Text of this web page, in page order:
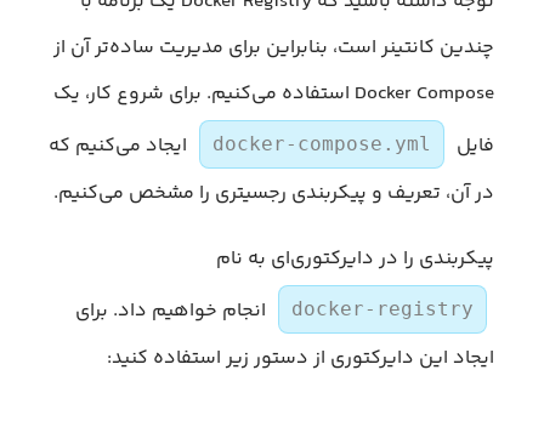
چندین کانتینر است، بنابراین برای مدیریت ساده‌تر آن از
Docker Compose استفاده می‌کنیم. برای شروع کار، یک
فایل
docker-compose.yml
ایجاد می‌کنیم که
در آن، تعریف و پیکربندی رجسیتری را مشخص می‌کنیم.
پیکربندی را در دایرکتوری‌ای به نام
docker-registry
انجام خواهیم داد. برای
ایجاد این دایرکتوری از دستور زیر استفاده کنید: